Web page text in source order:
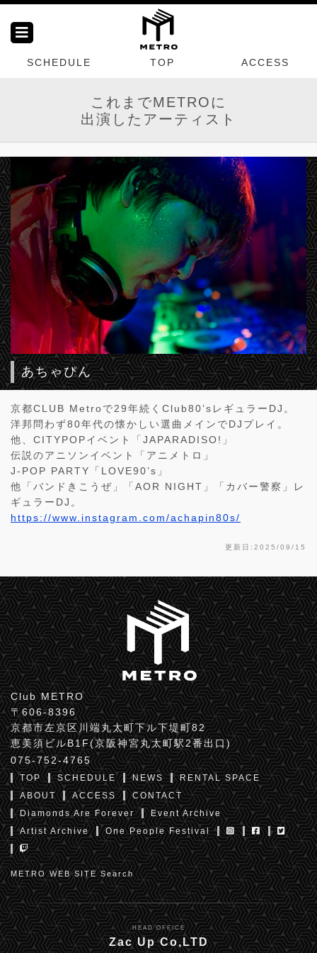
SCHEDULE TOP ACCESS
これまでMETROに
出演したアーティスト
あちゃぴん
京都CLUB Metroで29年続くClub80’sレギュラーDJ。
洋邦問わず80年代の懐かしい選曲メインでDJプレイ。
他、CITYPOPイベント「JAPARADISO!」
伝説のアニソンイベント「アニメトロ」
J-POP PARTY「LOVE90’s」
他「バンドきこうぜ」「AOR NIGHT」「カバー警察」レ
ギュラーDJ。
https://www.instagram.com/achapin80s/
更新日:2025/09/15
Club METRO
〒606-8396
京都市左京区川端丸太町下ル下堤町82
恵美須ビルB1F(京阪神宮丸太町駅2番出口)
075-752-4765
TOP SCHEDULE NEWS
RENTAL SPACE
ABOUT
ACCESS
CONTACT
Diamonds Are Forever
Event Archive
Artist Archive
One People Festival
METRO WEB SITE Search
HEAD OFFICE
Zac Up Co,LTD